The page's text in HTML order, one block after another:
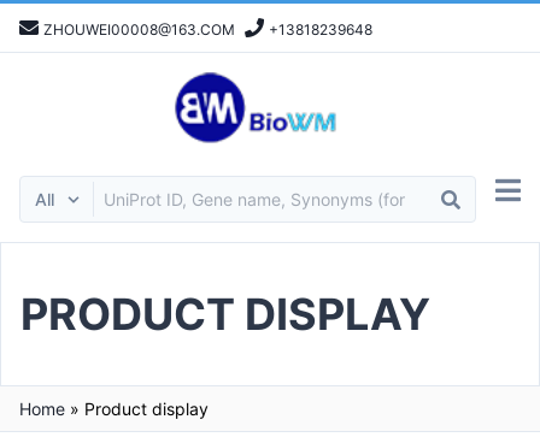
ZHOUWEI00008@163.COM +13818239648
PRODUCT DISPLAY
Home » Product display